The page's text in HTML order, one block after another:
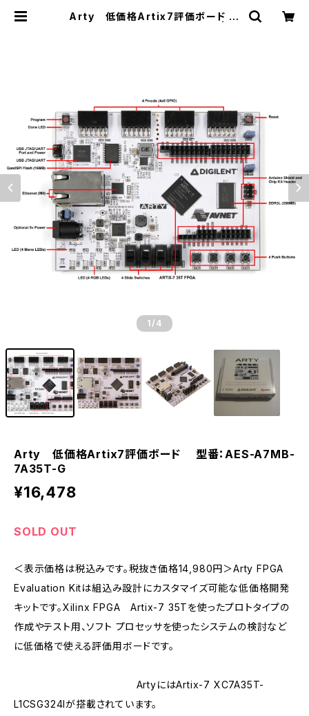
Arty 低価格Artix7評価ボード
1 /4
Arty 低価格Artix7評価ボード 型番：AES-A7MB-
7A35T-G
¥16,478
SOLD OUT
＜表示価格は税込みです。税抜き価格14,980円＞Arty FPGA
Evaluation Kitは組込み設計にカスタマイズ可能な低価格開発
キットです。Xilinx FPGA Artix-7 35Tを使ったプロトタイプの
作成やテスト用、ソフト プロセッサを使ったシステムの検討など
に低価格で使える評価用ボードです。
ArtyにはArtix-7 XC7A35T-
L1CSG324Iが搭載されています。